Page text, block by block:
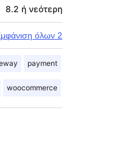
8.2 ή νεότερη
όλων 2
payment
woocommerce